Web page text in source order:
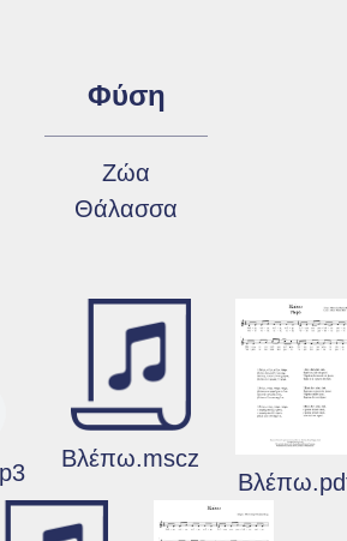
Φύση
Ζώα
Θάλασσα
Βλέπω.mscz